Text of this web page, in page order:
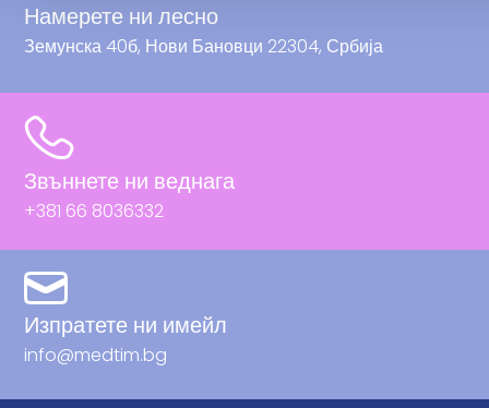
Намерете ни лесно
Земунска 40б, Нови Бановци 22304, Србија
Звъннете ни веднага
+381 66 8036332
Изпратете ни имейл
info@medtim.bg